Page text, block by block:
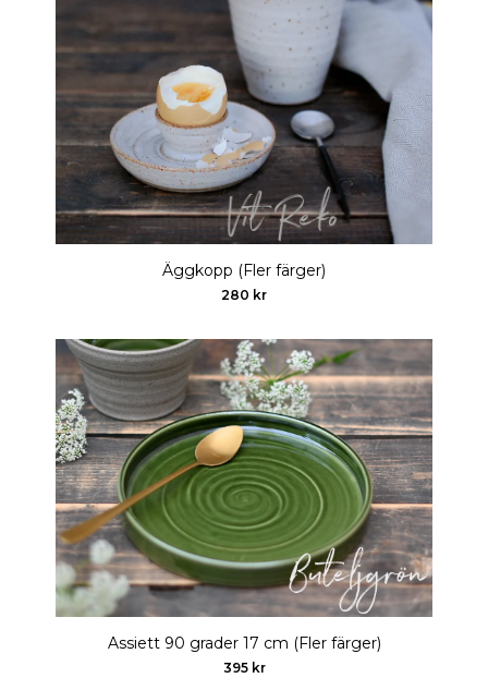
Äggkopp (Fler färger)
280 kr
Assiett 90 grader 17 cm (Fler färger)
395 kr